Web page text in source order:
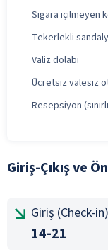
Sigara içilmeyen
Tekerlekli
Valiz dolabı
Ücretsiz valesiz
Resepsiyon
Giriş-Çıkış ve
Giriş (Check-in)
14-21